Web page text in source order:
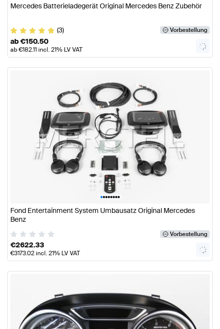
Mercedes Batterieladegerät Original Mercedes Benz Zubehör
(3) Vorbestellung
ab€150.50
ab€182.11incl. 21% LV VAT
••••••••
Fond Entertainment System Umbausatz Original Mercedes
Benz
Vorbestellung
€2622.33
€3173.02incl. 21% LV VAT